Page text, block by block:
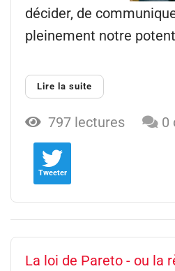
décider, de
pleinement notre
Lire la suite
797 lectures 0
Tweeter
La loi de Pareto - ou la